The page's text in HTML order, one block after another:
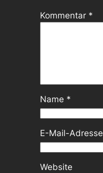
Kommentar *
Name *
E-Mail-Adresse
Website